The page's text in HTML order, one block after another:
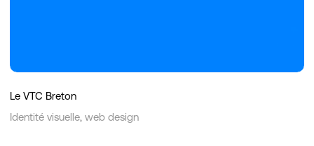
Le VTC Breton
Identité visuelle, web design